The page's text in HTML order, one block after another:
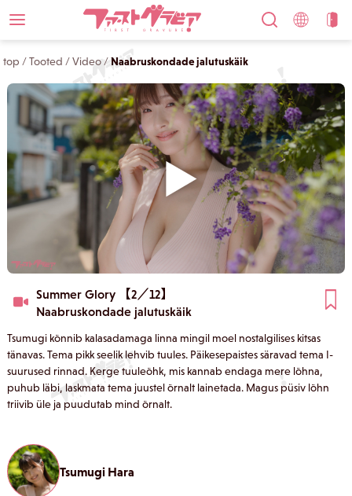
top /Tooted /Video/Naabruskondade jalutuskäik
Summer Glory 【2／12】
Naabruskondade jalutuskäik
Tsumugi kõnnib kalasadamaga linna mingil moel nostalgilises kitsas
tänavas. Tema pikk seelik lehvib tuules. Päikesepaistes säravad tema I-
suurused rinnad. Kerge tuuleõhk, mis kannab endaga mere lõhna,
puhub läbi, laskmata tema juustel õrnalt lainetada. Magus püsiv lõhn
triivib üle ja puudutab mind õrnalt.
Tsumugi Hara